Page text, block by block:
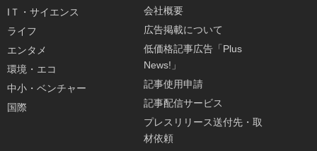
IＴ・サイエンス
ライフ
エンタメ
環境・エコ
中小・ベンチャー
国際
会社概要
広告掲載について
低価格記事広告「Plus
News!」
記事使用申請
記事配信サービス
プレスリリース送付先・取
材依頼